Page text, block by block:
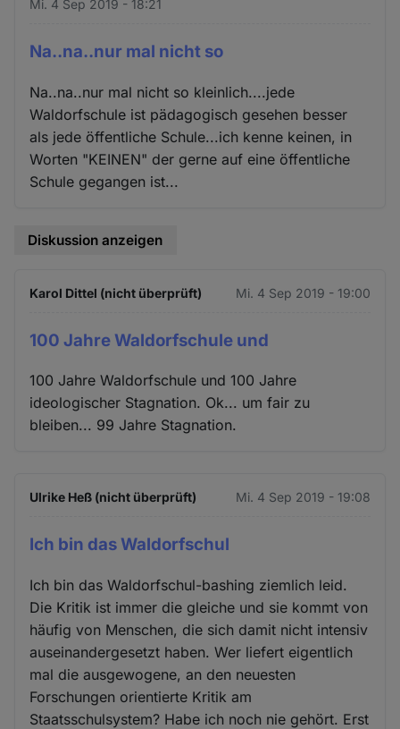
Mi. 4 Sep 2019 - 18:21
Na..na..nur mal nicht so
Na..na..nur mal nicht so kleinlich....jede
Waldorfschule ist pädagogisch gesehen besser
als jede öffentliche Schule...ich kenne keinen, in
Worten "KEINEN" der gerne auf eine öffentliche
Schule gegangen ist...
Diskussion anzeigen
Karol Dittel (nicht überprüft) Mi. 4 Sep 2019 - 19:00
100 Jahre Waldorfschule und
100 Jahre Waldorfschule und 100 Jahre
ideologischer Stagnation. Ok... um fair zu
bleiben... 99 Jahre Stagnation.
Ulrike Heß (nicht überprüft) Mi. 4 Sep 2019 - 19:08
Ich bin das Waldorfschul
Ich bin das Waldorfschul-bashing ziemlich leid.
Die Kritik ist immer die gleiche und sie kommt von
häufig von Menschen, die sich damit nicht intensiv
auseinandergesetzt haben. Wer liefert eigentlich
mal die ausgewogene, an den neuesten
Forschungen orientierte Kritik am
Staatsschulsystem? Habe ich noch nie gehört. Erst